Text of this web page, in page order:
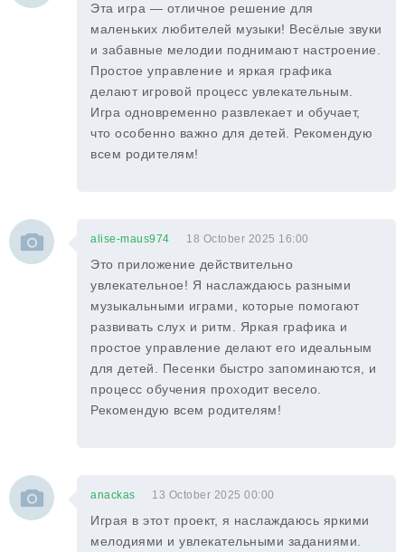
Эта игра — отличное решение для
маленьких любителей музыки! Весёлые звуки
и забавные мелодии поднимают настроение.
Простое управление и яркая графика
делают игровой процесс увлекательным.
Игра одновременно развлекает и обучает,
что особенно важно для детей. Рекомендую
всем родителям!
alise-maus974 18 October 2025 16:00
Это приложение действительно
увлекательное! Я наслаждаюсь разными
музыкальными играми, которые помогают
развивать слух и ритм. Яркая графика и
простое управление делают его идеальным
для детей. Песенки быстро запоминаются, и
процесс обучения проходит весело.
Рекомендую всем родителям!
anackas 13 October 2025 00:00
Играя в этот проект, я наслаждаюсь яркими
мелодиями и увлекательными заданиями.